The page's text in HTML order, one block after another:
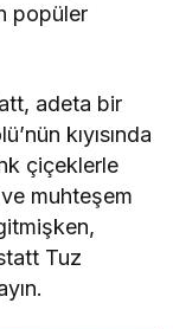
popüler
adeta bir
kıyısında
çiçeklerle
muhteşem
Tuz